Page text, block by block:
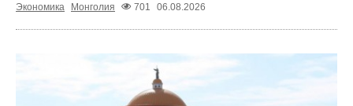
Экономика
Монголия 701 06.08.2026